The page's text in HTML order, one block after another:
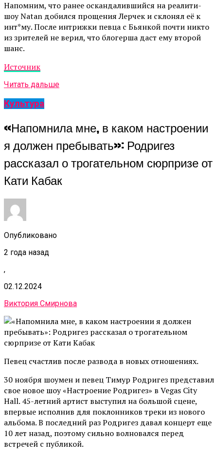
Напомним, что ранее оскандалившийся на реалити-
шоу Natan добился прощения Лерчек и склонял её к
инт*му. После интрижки певца с Бьянкой почти никто
из зрителей не верил, что блогерша даст ему второй
шанс.
Источник
Читать дальше
Культура
«Напомнила мне, в каком настроении
я должен пребывать»: Родригез
рассказал о трогательном сюрпризе от
Кати Кабак
Опубликовано
2 года назад
,
02.12.2024
Виктория Смирнова
Певец счастлив после развода в новых отношениях.
30 ноября шоумен и певец Тимур Родригез представил
свое новое шоу «Настроение Родригез» в Vegas City
Hall. 45-летний артист выступил на большой сцене,
впервые исполнив для поклонников треки из нового
альбома. В последний раз Родригез давал концерт еще
10 лет назад, поэтому сильно волновался перед
встречей с публикой.